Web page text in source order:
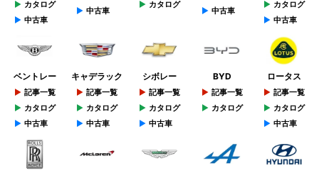
カタログ
中古車
中古車
カタログ
中古車
カタログ
中古車
ベントレー
記事一覧
カタログ
中古車
キャデラック
記事一覧
カタログ
中古車
シボレー
記事一覧
カタログ
中古車
BYD
記事一覧
カタログ
ロータス
記事一覧
カタログ
中古車